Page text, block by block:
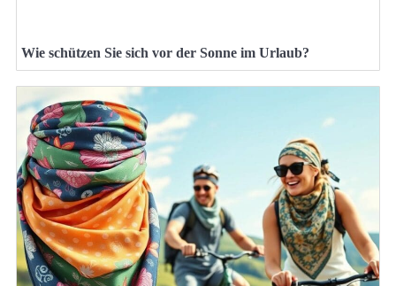
Wie schützen Sie sich vor der Sonne im Urlaub?